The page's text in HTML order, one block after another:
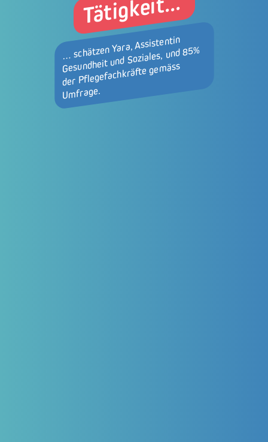
Tätigkeit...
… schätzen Yara, Assistentin
Gesundheit und Soziales, und 85%
der Pflegefachkräfte gemäss
Umfrage.